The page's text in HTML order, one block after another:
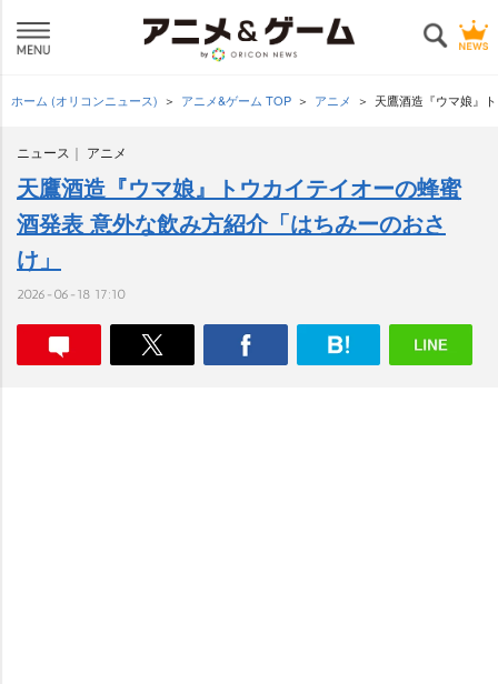
ホーム (オリコンニュース) アニメ&ゲーム TOP アニメ 天鷹酒造『ウマ娘』
ニュース アニメ
天鷹酒造『ウマ娘』トウカイテイオーの蜂蜜
酒発表 意外な飲み方紹介「はちみーのおさ
け」
2026-06-18 17:10